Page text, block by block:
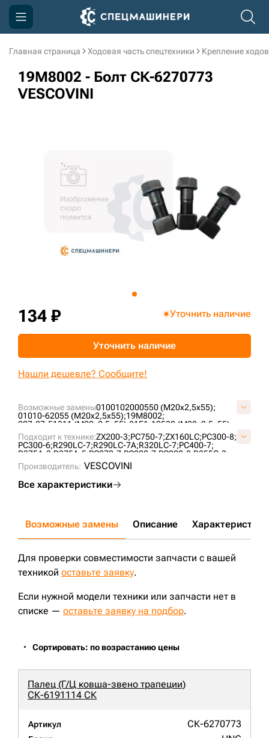
Главная страница Ходовая часть спецтехники Крепление
19M8002 - Болт СК-6270773
VESCOVINI
Возможные замены0100102000550 (M20x2,5x55);
01010-62055 (M20x2,5x55);19M8002;
207-27-51311 (M20x2,5x55);81E1-19530 (M20x2,5x55);
81E1-19650;
81E1-19650 (M20x2,5x55);
81N8-19510 (M20x2,5x55);J932055 (M20x2,5x55);
KM3733 (M20x2,5x55);S017-20050D (M20x2,5x55);
Подходит к технике:ZX200-3;PC750-7;ZX160LC;PC300-8;
PC300-6;R290LC-7;R290LC-7A;R320LC-7;PC400-7;
D375A-3;D375A-5;PC270-7;PC220-7;PC220-8;D355C-3;
D275A-2;
R290LC-7H;R305LC-7;
WA800-3;R300LC-9S;PC290NLC-8;
Производитель: VESCOVINI
Все характеристики
134 ₽ Уточнить наличие
Уточнить наличие
Нашли дешевле? Сообщите!
Возможные замены Описание Характеристики
Для проверки совместимости запчасти с вашей
техникой оставьте заявку.
Если нужной модели техники или запчасти нет в
списке — оставьте заявку на подбор.
Сортировать: по возрастанию цены
Палец (Г/Ц ковша-звено трапеции)
СК-6191114 СК
Артикул СК-6270773
Компания
Акции
3D тур по производству
3D тур по складам
sksale@skdst.ru